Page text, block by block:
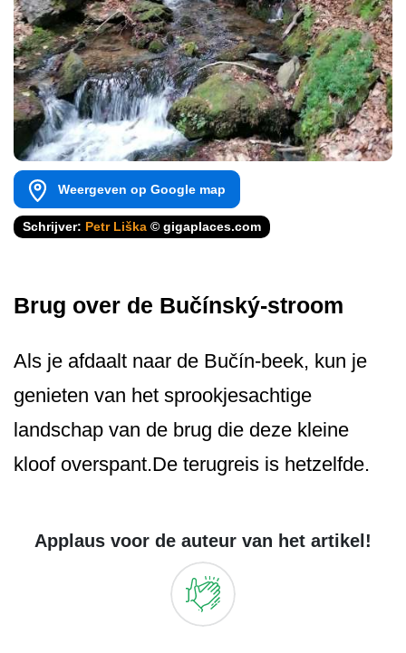
Weergeven op Google map
Schrijver: Petr Liška © gigaplaces.com
Brug over de Bučínský-stroom
Als je afdaalt naar de Bučín-beek, kun je
genieten van het sprookjesachtige
landschap van de brug die deze kleine
kloof overspant.De terugreis is hetzelfde.
Applaus voor de auteur van het artikel!